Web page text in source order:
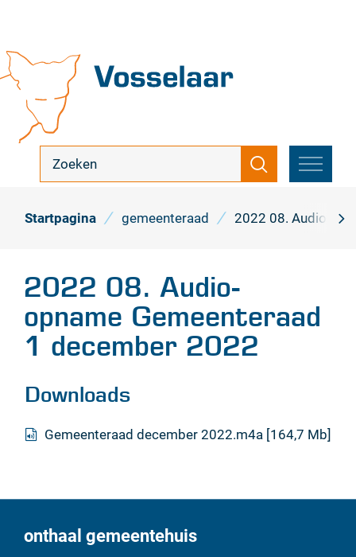
inhoud
Vosselaar
zoek
Zoeken
MENU
Startpagina gemeenteraad 2022 08. Audio-
2022 08. Audio-
opname Gemeenteraad
1 december 2022
Downloads
Gemeenteraad december 2022.m4a 164,7 Mb
onthaal gemeentehuis